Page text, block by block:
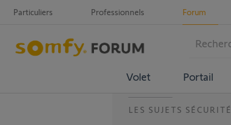
Particuliers Professionnels Forum
Volet Portail
LES SUJETS SÉCURITÉ